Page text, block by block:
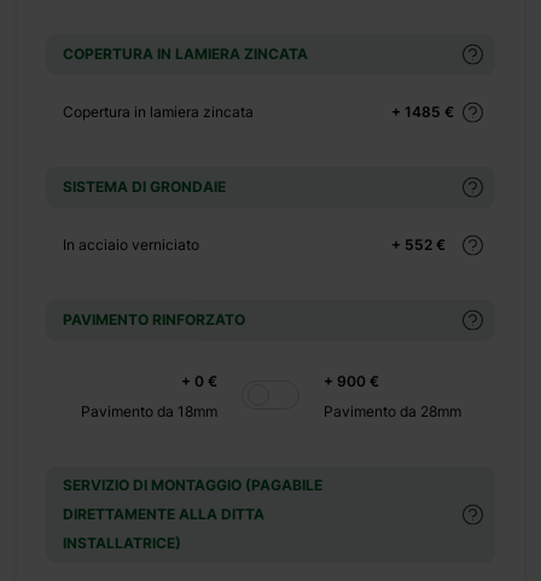
COPERTURA IN LAMIERA ZINCATA
+ 1485 €
Copertura in lamiera zincata
SISTEMA DI GRONDAIE
+ 552 €
In acciaio verniciato
PAVIMENTO RINFORZATO
+ 0 €
Pavimento da 18mm
+ 900 €
Pavimento da 28mm
SERVIZIO DI MONTAGGIO (PAGABILE
DIRETTAMENTE ALLA DITTA
INSTALLATRICE)